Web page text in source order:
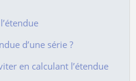
d’une série ?
en calculant l’étendue